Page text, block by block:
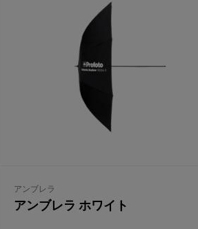
アンブレラ
アンブレラ ホワイト